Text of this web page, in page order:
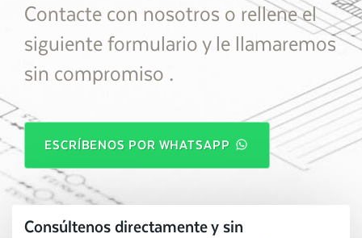
Contacte con nosotros o rellene el
siguiente formulario y le llamaremos
sin compromiso .
ESCRÍBENOS POR WHATSAPP
Consúltenos directamente y sin